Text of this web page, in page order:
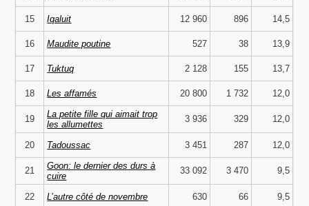
15 Iqaluit 12 960 896 14,5
16 Maudite poutine 527 38 13,9
17 Tuktuq 2 128 155 13,7
18 Les affamés 20 800 1 732 12,0
19
La petite fille qui aimait trop
les allumettes
3 936 329 12,0
20 Tadoussac 3 451 287 12,0
21
Goon: le dernier des durs à
cuire
33 092 3 470 9,5
22 L’autre côté de novembre 630 66 9,5